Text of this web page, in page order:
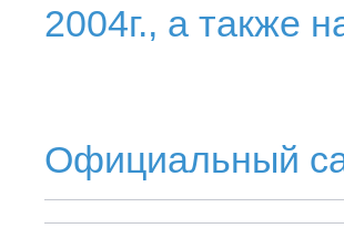
2004г., а также
Официальный